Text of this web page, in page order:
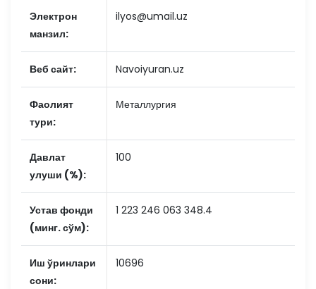
Электрон
манзил:
ilyos@umail.uz
Веб сайт: Navoiyuran.uz
Фаолият
тури:
Металлургия
Давлат
улуши (%):
100
Устав фонди
(минг. сўм):
1 223 246 063 348.4
Иш ўринлари
сони:
10696